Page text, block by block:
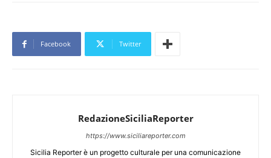
Facebook Twitter
RedazioneSiciliaReporter
https://www.siciliareporter.com
Sicilia Reporter è un progetto culturale per una comunicazione